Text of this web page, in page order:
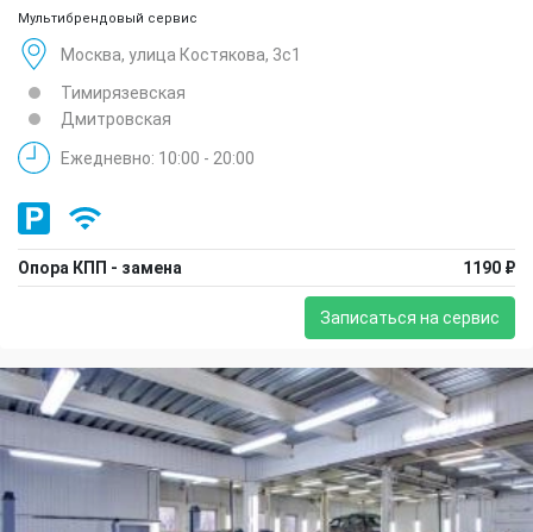
Мультибрендовый сервис
Москва, улица Костякова, 3с1
Тимирязевская
Дмитровская
Ежедневно: 10:00 - 20:00
Опора КПП - замена 1190 ₽
Записаться на сервис